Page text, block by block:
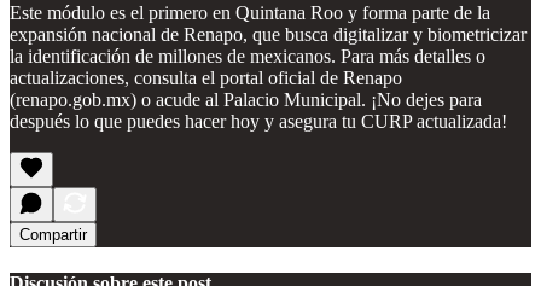
Este módulo es el primero en Quintana Roo y forma parte de la
expansión nacional de Renapo, que busca digitalizar y biometricizar
la identificación de millones de mexicanos. Para más detalles o
actualizaciones, consulta el portal oficial de Renapo
(renapo.gob.mx) o acude al Palacio Municipal. ¡No dejes para
después lo que puedes hacer hoy y asegura tu CURP actualizada!
Compartir